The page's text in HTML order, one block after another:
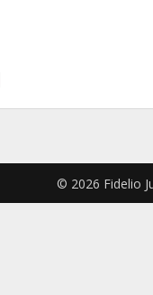
© 2026 Fidelio